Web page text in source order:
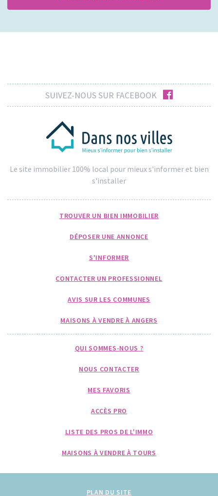
SUIVEZ-NOUS SUR FACEBOOK facebook
Le site immobilier 100% local pour mieux s'informer et bien
s'installer
TROUVER UN BIEN IMMOBILIER
DÉPOSER UNE ANNONCE
S'INFORMER
CONTACTER UN PROFESSIONNEL
AVIS SUR LES COMMUNES
MAISONS À VENDRE À ANGERS
QUI SOMMES-NOUS ?
NOUS CONTACTER
MES FAVORIS
ACCÈS PRO
LISTE DES PROS DE L'IMMO
MAISONS À VENDRE À TOURS
PLAN DU SITE